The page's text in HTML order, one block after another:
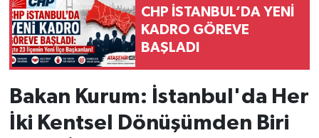
CHP İSTANBUL’DA YENİ
KADRO GÖREVE
BAŞLADI
Bakan Kurum: İstanbul'da Her
İki Kentsel Dönüşümden Biri